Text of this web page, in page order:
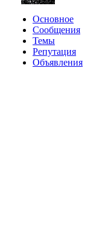
Основное
Сообщения
Темы
Репутация
Объявления